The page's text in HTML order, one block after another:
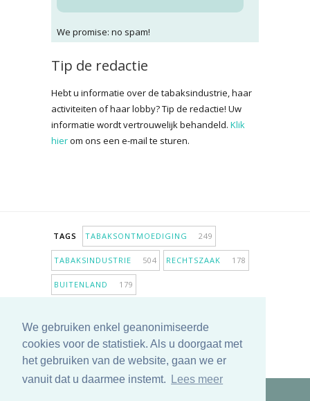
We gebruiken enkel geanonimiseerde
cookies voor de statistiek. Als u doorgaat met
het gebruiken van de website, gaan we er
vanuit dat u daarmee instemt.
Lees meer
We promise: no spam!
Tip de redactie
Hebt u informatie over de tabaksindustrie, haar
activiteiten of haar lobby? Tip de redactie! Uw
informatie wordt vertrouwelijk behandeld. Klik
hierom ons een e-mail te sturen.
TAGS TABAKSONTMOEDIGING 249
TABAKSINDUSTRIE 504 RECHTSZAAK 178
BUITENLAND 179
ANTIROOKBELEID307 ONDERZOEK
MEER TAGS TONEN